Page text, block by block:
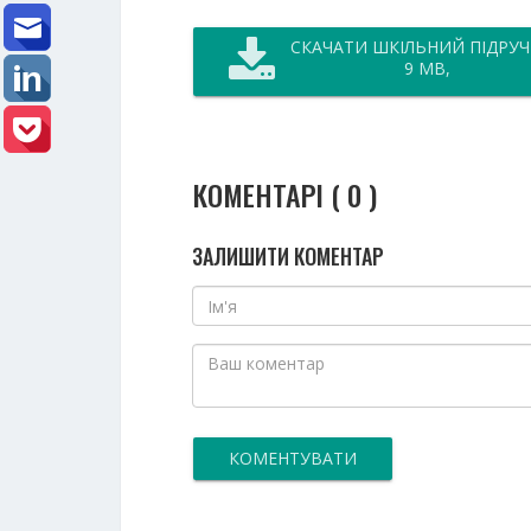
СКАЧАТИ ШКІЛЬНИЙ
9 MB,
КОМЕНТАРІ ( 0 )
ЗАЛИШИТИ КОМЕНТАР
КОМЕНТУВАТИ